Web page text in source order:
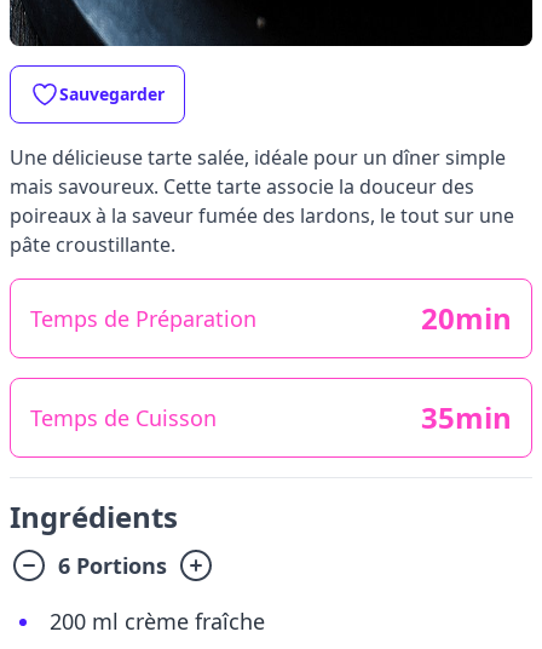
Sauvegarder
Une délicieuse tarte salée, idéale pour un dîner simple
mais savoureux. Cette tarte associe la douceur des
poireaux à la saveur fumée des lardons, le tout sur une
pâte croustillante.
Temps de Préparation 20min
Temps de Cuisson 35min
Ingrédients
6 Portions
200 ml crème fraîche